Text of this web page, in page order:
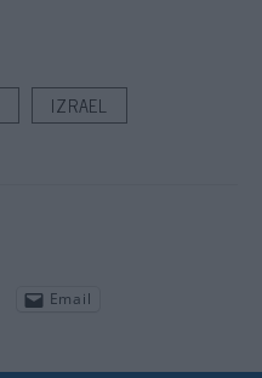
IZRAEL
Email